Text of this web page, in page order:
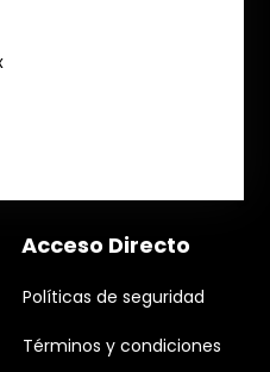
Acceso Directo
Políticas de seguridad
Términos y condiciones